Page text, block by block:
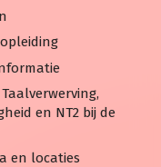
en NT2 bij de
en locaties